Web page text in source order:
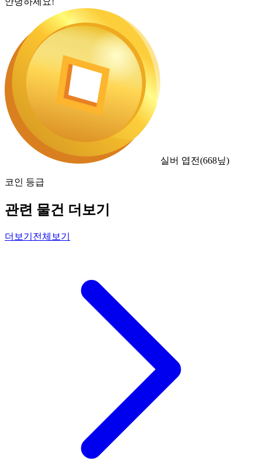
실버 엽전(668닢)
코인 등급
관련 물건 더보기
더보기 전체보기